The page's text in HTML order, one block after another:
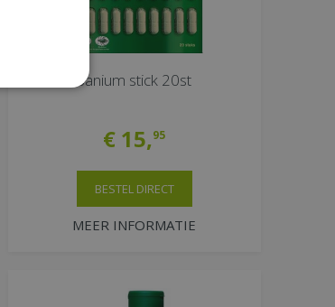
Sanium stick 20st
€ 15,95
MEER INFORMATIE
BESTEL DIRECT